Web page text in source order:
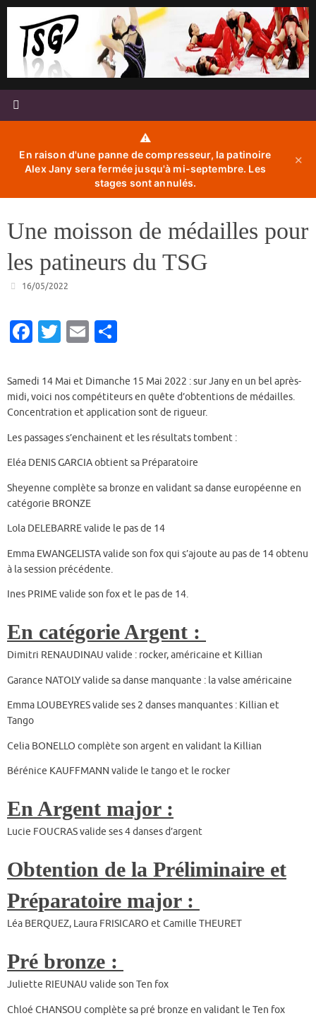
Passer
contenu
⚠️
En raison d'une panne de compresseur, la patinoire
Alex Jany sera fermée jusqu'à mi-septembre. Les
stages sont annulés.
✕
Une moisson de médailles pour
les patineurs du TSG
16/05/2022
Fa
e
b
o
o
k
T
it
te
r
E
ai
l
ta
g
er
Samedi 14 Mai et Dimanche 15 Mai 2022 : sur Jany en un bel après-
midi, voici nos compétiteurs en quête d’obtentions de médailles.
Concentration et application sont de rigueur.
Les passages s’enchainent et les résultats tombent :
Eléa DENIS GARCIA obtient sa Préparatoire
Sheyenne complète sa bronze en validant sa danse européenne en
catégorie BRONZE
Lola DELEBARRE valide le pas de 14
Emma EWANGELISTA valide son fox qui s’ajoute au pas de 14 obtenu
à la session précédente.
Ines PRIME valide son fox et le pas de 14.
En catégorie Argent :
Dimitri RENAUDINAU valide : rocker, américaine et Killian
Garance NATOLY valide sa danse manquante : la valse américaine
Emma LOUBEYRES valide ses 2 danses manquantes : Killian et
Tango
Celia BONELLO complète son argent en validant la Killian
Bérénice KAUFFMANN valide le tango et le rocker
En Argent major :
Lucie FOUCRAS valide ses 4 danses d’argent
Obtention de la Préliminaire et
Préparatoire major :
Léa BERQUEZ, Laura FRISICARO et Camille THEURET
Pré bronze :
Juliette RIEUNAU valide son Ten fox
Chloé CHANSOU complète sa pré bronze en validant le Ten fox